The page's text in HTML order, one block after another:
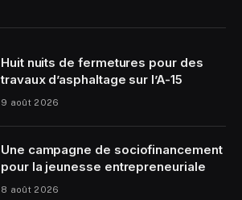
Huit nuits de fermetures pour des
travaux d’asphaltage sur l’A-15
9 août 2026
Une campagne de sociofinancement
pour la jeunesse entrepreneuriale
8 août 2026